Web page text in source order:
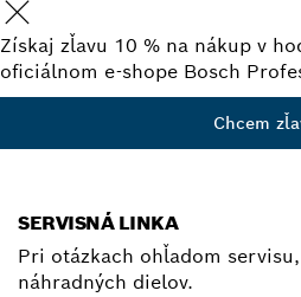
Získaj zľavu 10 % na nákup v
oficiálnom e-shope Bosch
Chcem
SERVISNÁ LINKA
Pri otázkach ohľadom
náhradných dielov.